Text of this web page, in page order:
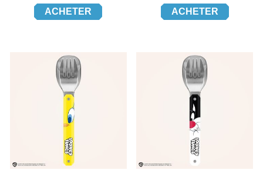
ACHETER ACHETER